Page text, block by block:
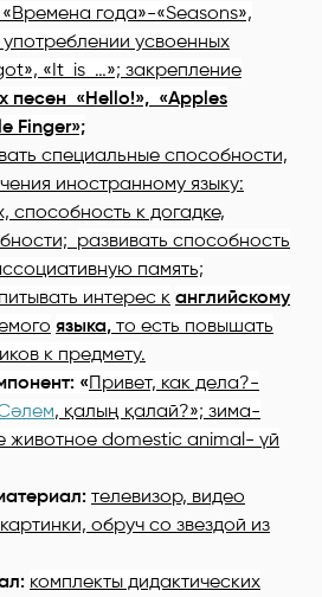
«Времена года»-«Seasons»,
усвоенных
«It is …»; закрепление
песен «Hello!», «Apples
Finger»;
специальные способности,
иностранному языку:
способность к догадке,
развивать способность
память;
интерес к английскому
языка, то есть повышать
к предмету.
«Привет, как дела?-
әлем, қалың қалай?»; зима-
животное domestic animal- үй
телевизор, видео
обруч со звездой из
комплекты дидактических